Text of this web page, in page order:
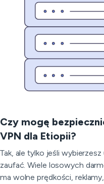
Czy mogę
VPN dla Etiopii?
Tak, ale tylko jeśli
zaufać. Wiele losowych
ma wolne prędkości,